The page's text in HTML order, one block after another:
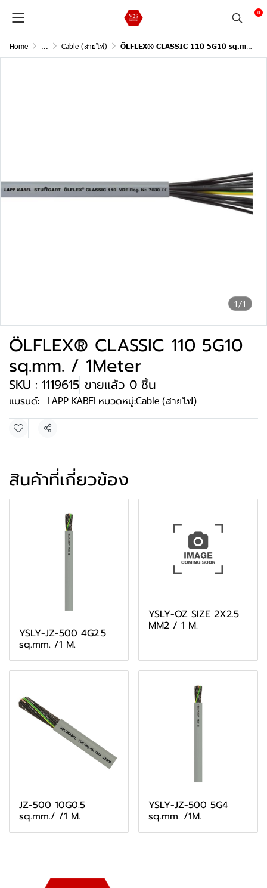
0
Home ... Cable (สายไฟ) ÖLFLEX® CLASSIC 110 5G10 sq.mm. / 1Meter
1/1
ÖLFLEX® CLASSIC 110 5G10
sq.mm. / 1Meter
SKU : 1119615 ขายแล้ว 0 ชิ้น
แบรนด์: LAPP KABEL หมวดหมู่:Cable (สายไฟ)
แชร์
สินค้าที่เกี่ยวข้อง
YSLY-JZ-500 4G2.5
sq.mm. /1 M.
YSLY-OZ SIZE 2X2.5
MM2 / 1 M.
JZ-500 10G0.5
sq.mm./ /1 M.
YSLY-JZ-500 5G4
sq.mm. /1M.